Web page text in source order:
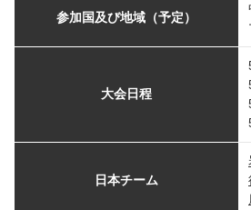
参加国及び地域（予定）
大会日程
日本チーム